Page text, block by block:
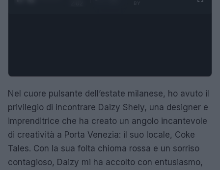
Nel cuore pulsante dell’estate milanese, ho avuto il
privilegio di incontrare Daizy Shely, una designer e
imprenditrice che ha creato un angolo incantevole
di creatività a Porta Venezia: il suo locale, Coke
Tales. Con la sua folta chioma rossa e un sorriso
contagioso, Daizy mi ha accolto con entusiasmo,